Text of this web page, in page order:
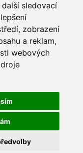
sledovací
zobrazení
a reklam,
webových